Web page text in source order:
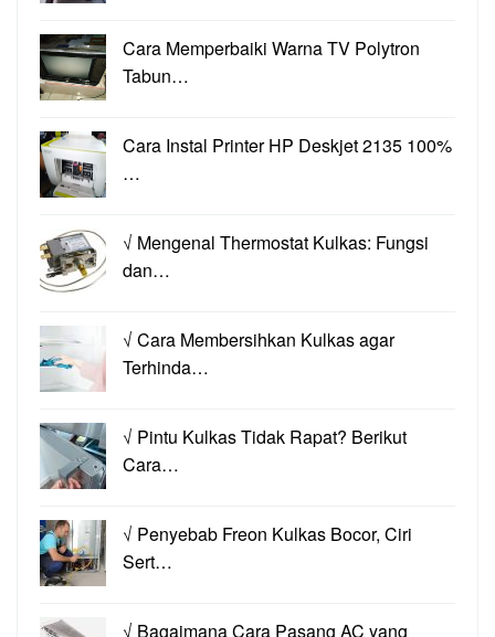
Cara Memperbaiki Warna TV Polytron
Tabun…
Cara Instal Printer HP Deskjet 2135 100%
…
√ Mengenal Thermostat Kulkas: Fungsi
dan…
√ Cara Membersihkan Kulkas agar
Terhinda…
√ Pintu Kulkas Tidak Rapat? Berikut
Cara…
√ Penyebab Freon Kulkas Bocor, Ciri
Sert…
√ Bagaimana Cara Pasang AC yang